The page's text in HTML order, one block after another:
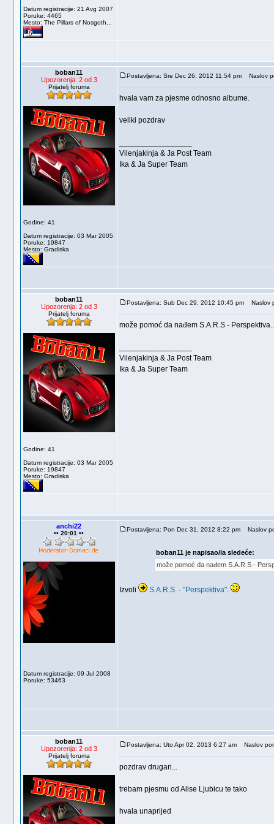
Datum registracije: 21 Avg 2007
Poruke: 4465
Mesto: The Pillars of Nosgoth...
boban11
Upozorenja: 2 od 3
Prijatelj foruma
Godine: 41
Datum registracije: 03 Mar 2005
Poruke: 19847
Mesto: Gradiska
Postavljena: Sre Dec 26, 2012 11:54 pm Naslov
hvala vam za pjesme odnosno albume.
veliki pozdrav
Vilenjakinja & Ja Post Team
Ika & Ja Super Team
boban11
Upozorenja: 2 od 3
Prijatelj foruma
Godine: 41
Datum registracije: 03 Mar 2005
Poruke: 19847
Mesto: Gradiska
Postavljena: Sub Dec 29, 2012 10:45 pm Naslov
može pomoć da nađem S.A.R.S -
Vilenjakinja & Ja Post Team
Ika & Ja Super Team
anchi22
•• 20:01 ••
Datum registracije: 09 Jul 2008
Poruke: 53463
Postavljena: Pon Dec 31, 2012 8:22 pm Naslov
boban11 je napisao/la sledeće:
može pomoć da nađem S.A.R.S -
Izvoli S.A.R.S. - "Perspektiva".
boban11
Upozorenja: 2 od 3
Prijatelj foruma
Postavljena: Uto Apr 02, 2013 6:27 am Naslov
pozdrav drugari...
trebam pjesmu od Alise Ljubicu te tako
hvala unaprijed